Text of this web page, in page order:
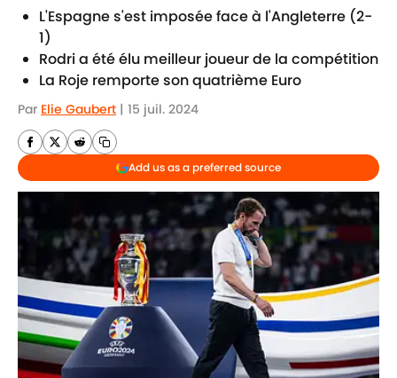
L'Espagne s'est imposée face à l'Angleterre (2-
1)
Rodri a été élu meilleur joueur de la compétition
La Roje remporte son quatrième Euro
Par Elie Gaubert | 15 juil. 2024
Add us as a preferred source